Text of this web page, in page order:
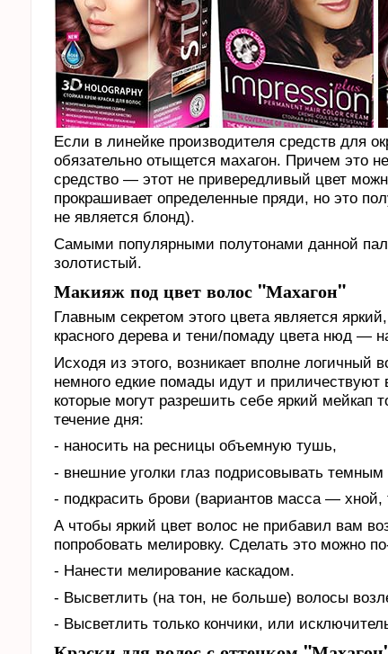
Если в линейке производителя средств для
обязательно отыщется махагон. Причем это
средство — этот не привередливый цвет
прокрашивает определенные пряди, но это
не является блонд).
Самыми популярными полутонами данной
золотистый.
Макияж под цвет волос "Махагон"
Главным секретом этого цвета является
красного дерева и тени/помаду цвета нюд —
Исходя из этого, возникает вполне
немного едкие помады идут и
которые могут разрешить себе яркий мейкап
течение дня:
- наносить на ресницы объемную тушь,
- внешние уголки глаз подрисовывать
- подкрасить брови (вариантов масса —
А чтобы яркий цвет волос не прибавил вам
попробовать мелировку. Сделать это можно
- Нанести мелирование каскадом.
- Высветлить (на тон, не больше) волосы
- Высветлить только кончики, или